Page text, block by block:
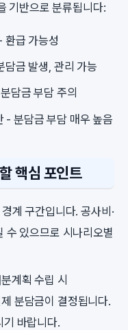
기반으로 분류됩니다:
환급 가능성
금 발생, 관리 가능
담금 부담 주의
- 분담금 부담 매우 높음
핵심 포인트
계 구간입니다. 공사비·
수 있으므로 시나리오별
계획 수립 시
분담금이 결정됩니다.
기 바랍니다.